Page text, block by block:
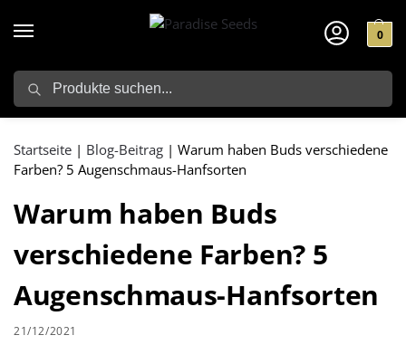
0
Startseite | Blog-Beitrag | Warum haben Buds verschiedene
Farben? 5 Augenschmaus-Hanfsorten
Warum haben Buds
verschiedene Farben? 5
Augenschmaus-Hanfsorten
21/12/2021